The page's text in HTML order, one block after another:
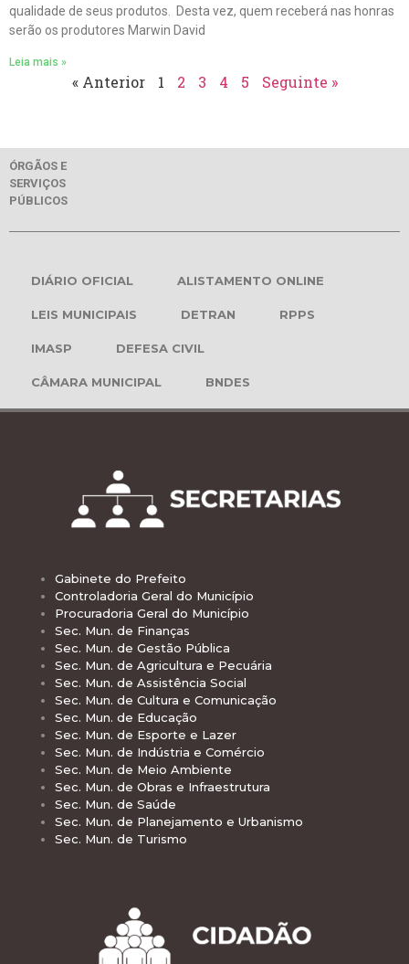
qualidade de seus produtos. Desta vez, quem receberá nas honras
serão os produtores Marwin David
Leia mais »
« Anterior 1 2 3 4 5 Seguinte »
ÓRGÃOS E
SERVIÇOS
PÚBLICOS
DIÁRIO OFICIAL ALISTAMENTO ONLINE
LEIS MUNICIPAIS DETRAN RPPS
IMASP DEFESA CIVIL
CÂMARA MUNICIPAL BNDES
Gabinete do Prefeito
Controladoria Geral do Município
Procuradoria Geral do Município
Sec. Mun. de Finanças
Sec. Mun. de Gestão Pública
Sec. Mun. de Agricultura e Pecuária
Sec. Mun. de Assistência Social
Sec. Mun. de Cultura e Comunicação
Sec. Mun. de Educação
Sec. Mun. de Esporte e Lazer
Sec. Mun. de Indústria e Comércio
Sec. Mun. de Meio Ambiente
Sec. Mun. de Obras e Infraestrutura
Sec. Mun. de Saúde
Sec. Mun. de Planejamento e Urbanismo
Sec. Mun. de Turismo